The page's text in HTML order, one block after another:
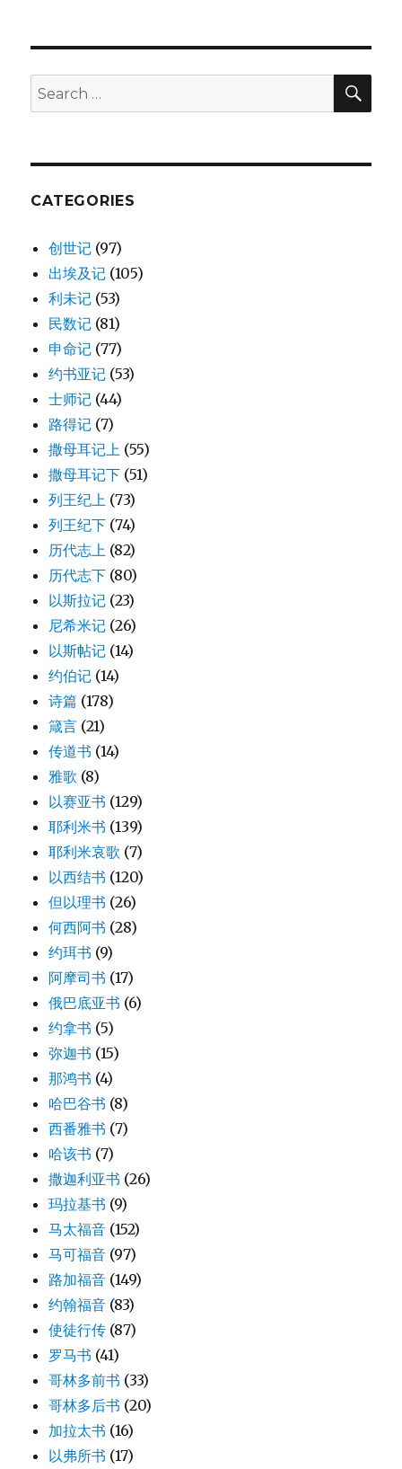
Search
for:
CATEGORIES
创世记 (97)
出埃及记 (105)
利未记 (53)
民数记 (81)
申命记 (77)
约书亚记 (53)
士师记 (44)
路得记 (7)
撒母耳记上 (55)
撒母耳记下 (51)
列王纪上 (73)
列王纪下 (74)
历代志上 (82)
历代志下 (80)
以斯拉记 (23)
尼希米记 (26)
以斯帖记 (14)
约伯记 (14)
诗篇 (178)
箴言 (21)
传道书 (14)
雅歌 (8)
以赛亚书 (129)
耶利米书 (139)
耶利米哀歌 (7)
以西结书 (120)
但以理书 (26)
何西阿书 (28)
约珥书 (9)
阿摩司书 (17)
俄巴底亚书 (6)
约拿书 (5)
弥迦书 (15)
那鸿书 (4)
哈巴谷书 (8)
西番雅书 (7)
哈该书 (7)
撒迦利亚书 (26)
玛拉基书 (9)
马太福音 (152)
马可福音 (97)
路加福音 (149)
约翰福音 (83)
使徒行传 (87)
罗马书 (41)
哥林多前书 (33)
哥林多后书 (20)
加拉太书 (16)
以弗所书 (17)